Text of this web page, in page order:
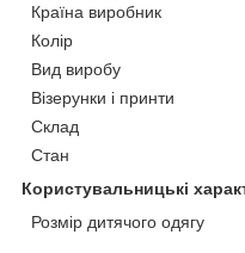
Країна виробник
Колір
Вид виробу
Візерунки і принти
Склад
Стан
Користувальницькі
Розмір дитячого одягу